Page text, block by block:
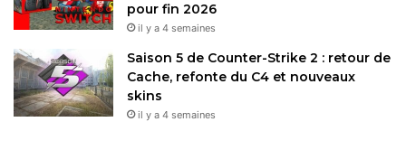
pour fin 2026
il y a 4 semaines
Saison 5 de Counter-Strike 2 : retour de
Cache, refonte du C4 et nouveaux
skins
il y a 4 semaines